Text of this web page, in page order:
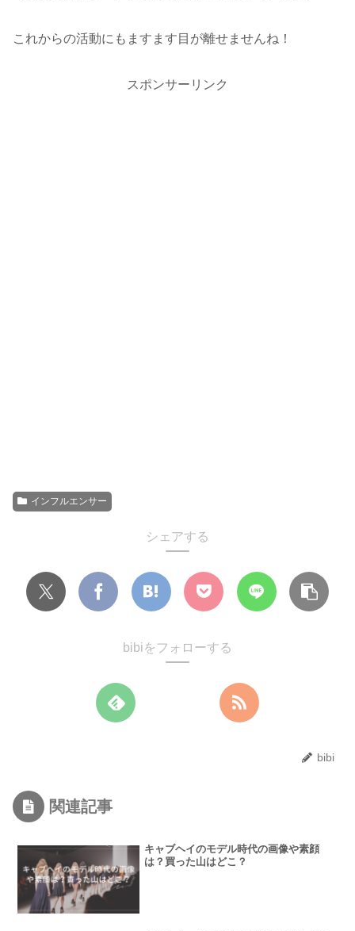
これからの活動にもますます目が離せませんね！
スポンサーリンク
インフルエンサー
シェアする
bibiをフォローする
bibi
関連記事
キャブヘイのモデル時代の画像や素顔
は？買った山はどこ？